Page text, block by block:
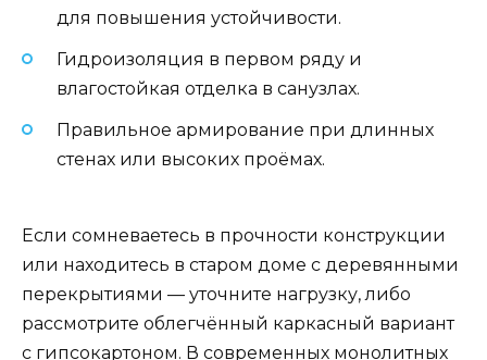
для повышения устойчивости.
Гидроизоляция в первом ряду и
влагостойкая отделка в санузлах.
Правильное армирование при длинных
стенах или высоких проёмах.
Если сомневаетесь в прочности конструкции
или находитесь в старом доме с деревянными
перекрытиями — уточните нагрузку, либо
рассмотрите облегчённый каркасный вариант
с гипсокартоном. В современных монолитных